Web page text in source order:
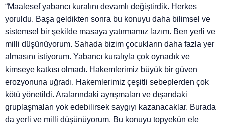
“Maalesef yabancı kuralını devamlı değiştirdik. Herkes
yoruldu. Başa geldikten sonra bu konuyu daha bilimsel ve
sistemsel bir şekilde masaya yatırmamız lazım. Ben yerli ve
milli düşünüyorum. Sahada bizim çocukların daha fazla yer
almasını istiyorum. Yabancı kuralıyla çok oynadık ve
kimseye katkısı olmadı. Hakemlerimiz büyük bir güven
erozyonuna uğradı. Hakemlerimiz çeşitli sebeplerden çok
kötü yönetildi. Aralarındaki ayrışmaları ve dışarıdaki
gruplaşmaları yok edebilirsek saygıyı kazanacaklar. Burada
da yerli ve milli düşünüyorum. Bu konuyu topyekün ele